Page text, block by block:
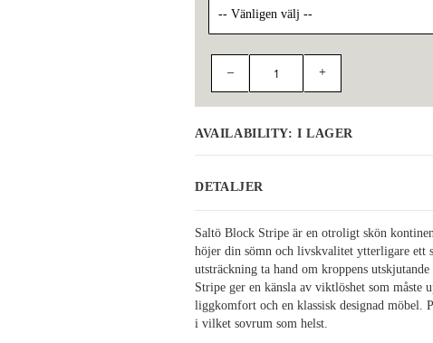
– +
AVAILABILITY: I LAGER
DETALJER
Saltö Block Stripe är en otroligt skön
höjer din sömn och livskvalitet ytterligare ett
utsträckning ta hand om kroppens
Stripe ger en känsla av viktlöshet som måste
liggkomfort och en klassisk designad möbel.
i vilket sovrum som helst.